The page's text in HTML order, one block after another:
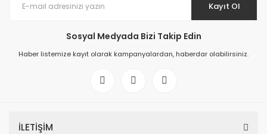
Kayıt Ol
Sosyal Medyada Bizi Takip Edin
Haber listemize kayıt olarak kampanyalardan, haberdar olabilirsiniz.
İLETİŞİM